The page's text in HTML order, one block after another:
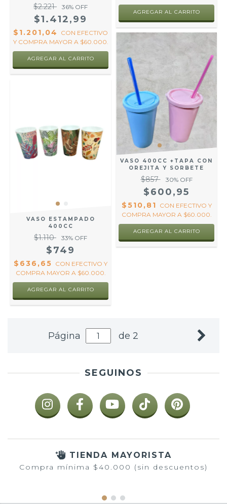
$2.221 36% OFF
$1.412,99
$1.201,04 CON EFECTIVO
Y COMPRA MAYOR A $60.000.
AGREGAR AL CARRITO
AGREGAR AL CARRITO
VASO ESTAMPADO
400CC
$1.110 33% OFF
$749
$636,65 CON EFECTIVO Y
COMPRA MAYOR A $60.000.
AGREGAR AL CARRITO
VASO 400CC +TAPA CON
OREJITA Y SORBETE
$857 30% OFF
$600,95
$510,81 CON EFECTIVO Y
COMPRA MAYOR A $60.000.
AGREGAR AL CARRITO
Página de 2
SEGUINOS
TIENDA MAYORISTA
Compra mínima $40.000 (sin descuentos)